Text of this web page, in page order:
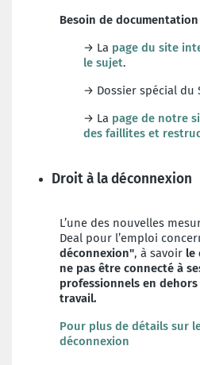
Besoin de
→ La page du site
le sujet.
→ Dossier spécial du
→ La page de notre
des faillites et
Droit à la déconnexion
L’une des nouvelles
Deal pour l’emploi
déconnexion", à savoir le
ne pas être connecté à
professionnels en dehors
travail.
Pour plus de détails sur
déconnexion